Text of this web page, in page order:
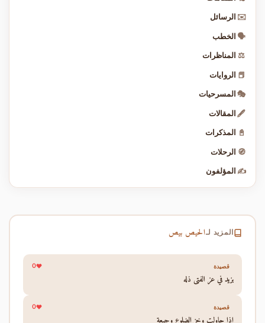
✉️ الرسائل
🗣️ الخطب
⚖️ المناظرات
📕 الروايات
🎭 المسرحيات
🖋️ المقالات
📓 المذكرات
🧭 الرحلات
✍️ المؤلفون
المزيد لـالحيص بيص
قصيدة 0
يزيد في عز الفتى ذله
قصيدة 0
اذا حاولت وخز الضلوع وجيعة